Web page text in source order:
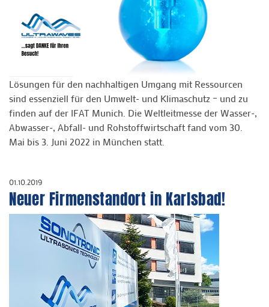
Lösungen für den nachhaltigen Umgang mit Ressourcen
sind essenziell für den Umwelt- und Klimaschutz – und zu
finden auf der IFAT Munich. Die Weltleitmesse der Wasser-,
Abwasser-, Abfall- und Rohstoffwirtschaft fand vom 30.
Mai bis 3. Juni 2022 in München statt.
01.10.2019
Neuer Firmenstandort in Karlsbad!